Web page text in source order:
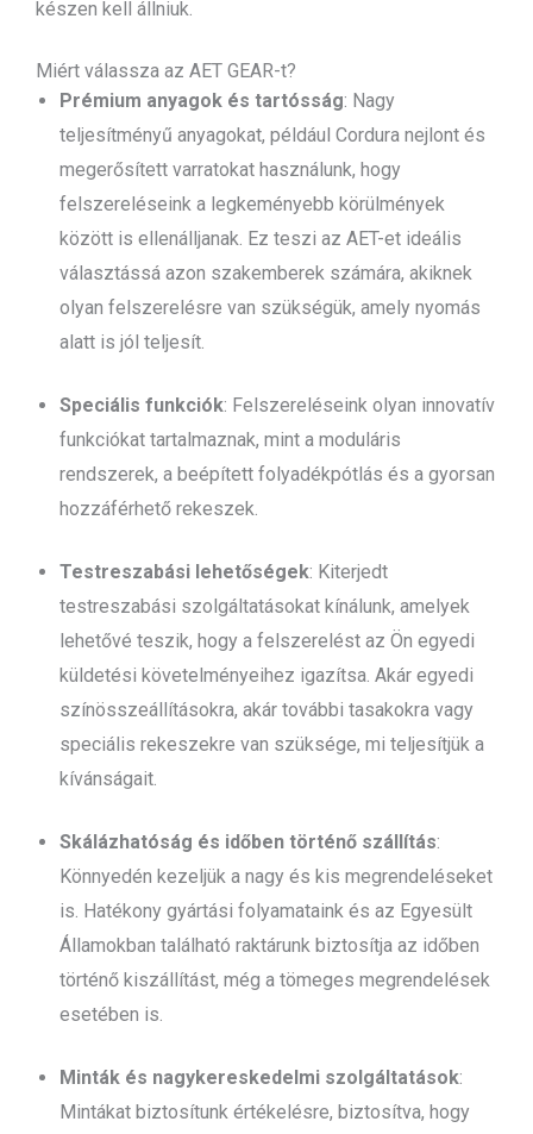
készen kell állniuk.
Miért válassza az AET GEAR-t?
Prémium anyagok és tartósság: Nagy
teljesítményű anyagokat, például Cordura nejlont és
megerősített varratokat használunk, hogy
felszereléseink a legkeményebb körülmények
között is ellenálljanak. Ez teszi az AET-et ideális
választássá azon szakemberek számára, akiknek
olyan felszerelésre van szükségük, amely nyomás
alatt is jól teljesít.
Speciális funkciók: Felszereléseink olyan innovatív
funkciókat tartalmaznak, mint a moduláris
rendszerek, a beépített folyadékpótlás és a gyorsan
hozzáférhető rekeszek.
Testreszabási lehetőségek: Kiterjedt
testreszabási szolgáltatásokat kínálunk, amelyek
lehetővé teszik, hogy a felszerelést az Ön egyedi
küldetési követelményeihez igazítsa. Akár egyedi
színösszeállításokra, akár további tasakokra vagy
speciális rekeszekre van szüksége, mi teljesítjük a
kívánságait.
Skálázhatóság és időben történő szállítás:
Könnyedén kezeljük a nagy és kis megrendeléseket
is. Hatékony gyártási folyamataink és az Egyesült
Államokban található raktárunk biztosítja az időben
történő kiszállítást, még a tömeges megrendelések
esetében is.
Minták és nagykereskedelmi szolgáltatások:
Mintákat biztosítunk értékelésre, biztosítva, hogy